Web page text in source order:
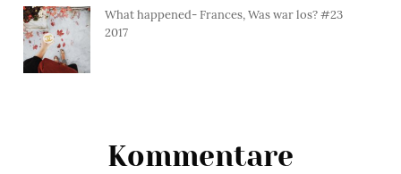
What happened- Frances, Was war los? #23
2017
Kommentare